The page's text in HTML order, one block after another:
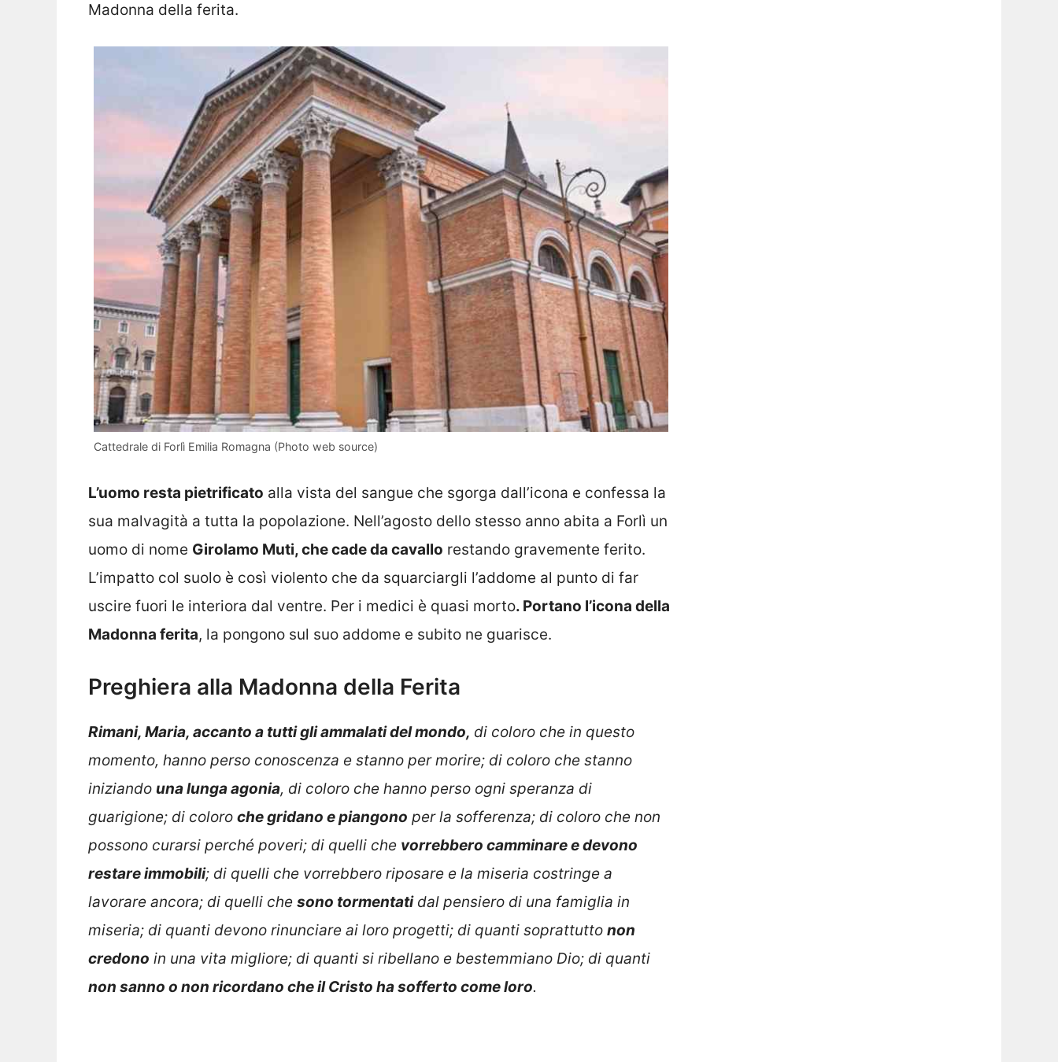
Madonna della ferita.
Cattedrale di Forlì Emilia Romagna (Photo web source)
L’uomo resta pietrificato alla vista del sangue che sgorga dall’icona e confessa la
sua malvagità a tutta la popolazione. Nell’agosto dello stesso anno abita a Forlì un
uomo di nome Girolamo Muti, che cade da cavallo restando gravemente ferito.
L’impatto col suolo è così violento che da squarciargli l’addome al punto di far
uscire fuori le interiora dal ventre. Per i medici è quasi morto. Portano l’icona della
Madonna ferita, la pongono sul suo addome e subito ne guarisce.
Preghiera alla Madonna della Ferita
Rimani, Maria, accanto a tutti gli ammalati del mondo, di coloro che in questo
momento, hanno perso conoscenza e stanno per morire; di coloro che stanno
iniziando una lunga agonia, di coloro che hanno perso ogni speranza di
guarigione; di coloro che gridano e piangono per la sofferenza; di coloro che non
possono curarsi perché poveri; di quelli che vorrebbero camminare e devono
restare immobili; di quelli che vorrebbero riposare e la miseria costringe a
lavorare ancora; di quelli che sono tormentatidal pensiero di una famiglia in
miseria; di quanti devono rinunciare ai loro progetti; di quanti soprattutto non
credono in una vita migliore; di quanti si ribellano e bestemmiano Dio; di quanti
non sanno o non ricordano che il Cristo ha sofferto come loro.